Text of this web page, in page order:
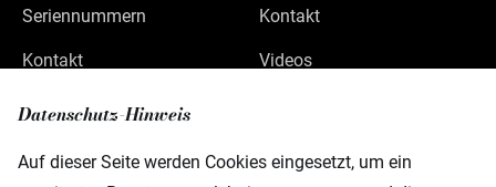
Datenschutz-Hinweis
Auf dieser Seite werden Cookies eingesetzt, um ein
Seriennummern
Kontakt
Kontakt
Videos